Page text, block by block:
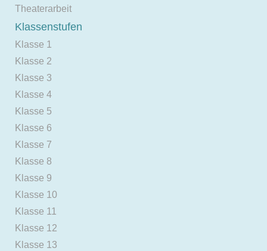
Theaterarbeit
Klassenstufen
Klasse 1
Klasse 2
Klasse 3
Klasse 4
Klasse 5
Klasse 6
Klasse 7
Klasse 8
Klasse 9
Klasse 10
Klasse 11
Klasse 12
Klasse 13